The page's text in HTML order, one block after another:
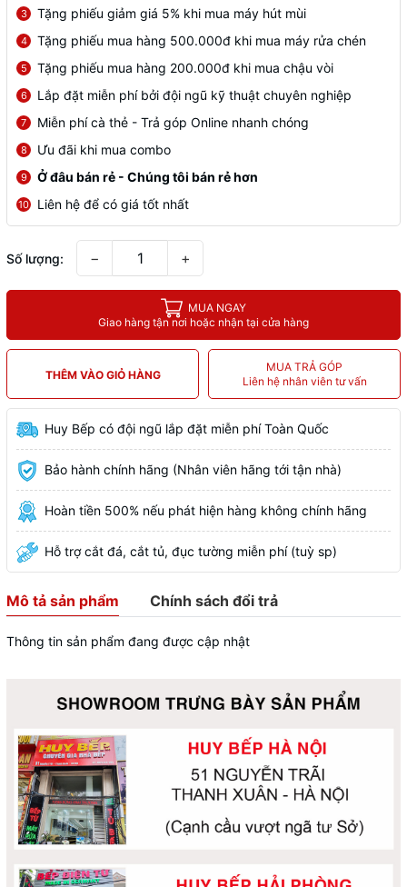
3 Tặng phiếu giảm giá 5% khi mua máy hút mùi
4 Tặng phiếu mua hàng 500.000đ khi mua máy rửa chén
5 Tặng phiếu mua hàng 200.000đ khi mua chậu vòi
6 Lắp đặt miễn phí bởi đội ngũ kỹ thuật chuyên nghiệp
7 Miễn phí cà thẻ - Trả góp Online nhanh chóng
8 Ưu đãi khi mua combo
9 Ở đâu bán rẻ - Chúng tôi bán rẻ hơn
10 Liên hệ để có giá tốt nhất
Số lượng: − +
MUA NGAY
Giao hàng tận nơi hoặc nhận tại cửa hàng
THÊM VÀO GIỎ HÀNG
MUA TRẢ GÓP
Liên hệ nhân viên tư vấn
Huy Bếp có đội ngũ lắp đặt miễn phí Toàn Quốc
Bảo hành chính hãng (Nhân viên hãng tới tận nhà)
Hoàn tiền 500% nếu phát hiện hàng không chính hãng
Hỗ trợ cắt đá, cắt tủ, đục tường miễn phí (tuỳ sp)
Mô tả sản phẩm Chính sách đổi trả
Thông tin sản phẩm đang được cập nhật